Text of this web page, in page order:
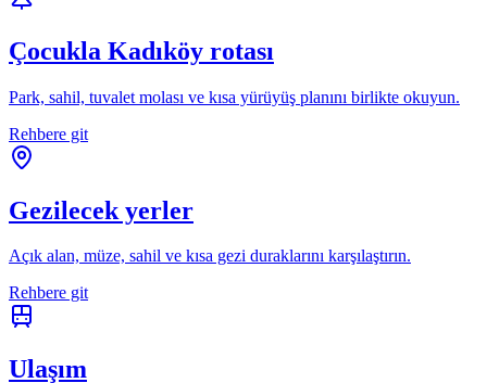
Çocukla Kadıköy rotası
Park, sahil, tuvalet molası ve kısa yürüyüş planını birlikte okuyun.
Rehbere git
Gezilecek yerler
Açık alan, müze, sahil ve kısa gezi duraklarını karşılaştırın.
Rehbere git
Ulaşım